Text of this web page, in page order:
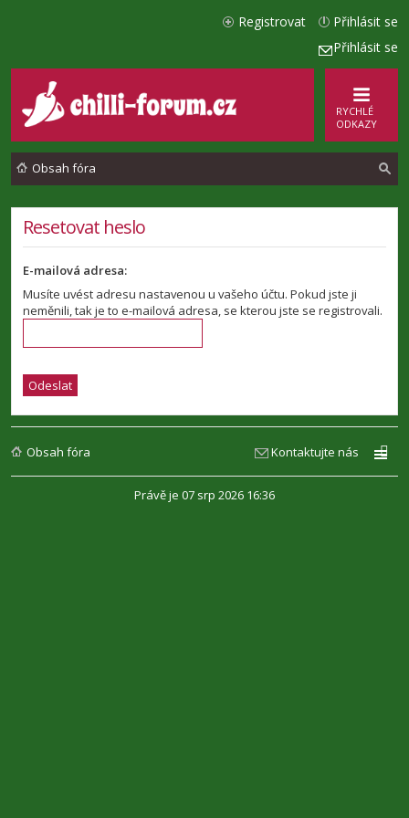
Přihlásit se
Přihlásit se
Registrovat
RYCHLÉ
ODKAZY
Obsah fóra
Resetovat heslo
E-mailová adresa:
Musíte uvést adresu nastavenou u vašeho účtu. Pokud jste ji
neměnili, tak je to e-mailová adresa, se kterou jste se registrovali.
Obsah fóra Kontaktujte nás
Právě je 07 srp 2026 16:36